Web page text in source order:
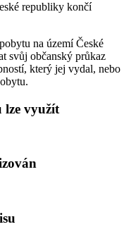
republiky končí
na území České
svůj občanský průkaz
který jej vydal, nebo
lze využít